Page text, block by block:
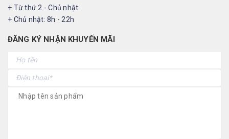
+ Từ thứ 2 - Chủ nhật
+ Chủ nhật: 8h - 22h
ĐĂNG KÝ NHẬN KHUYẾN MÃI